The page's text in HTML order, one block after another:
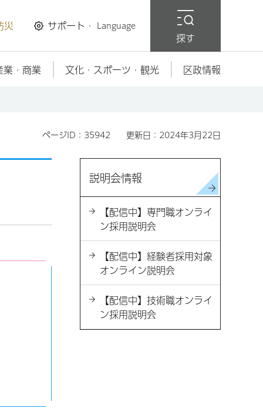
災 サポート・ Language
探す
業・商業 文化・スポーツ・観光 区政情報
ページID：35942 更新日：2024年3月22日
説明会情報
【配信中】専門職オンライ
ン採用説明会
【配信中】経験者採用対象
オンライン説明会
【配信中】技術職オンライ
ン採用説明会